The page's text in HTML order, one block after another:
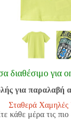
διαθέσιμο για
για παραλαβή
Σταθερά Χαμηλές
κάθε μέρα τις πιο